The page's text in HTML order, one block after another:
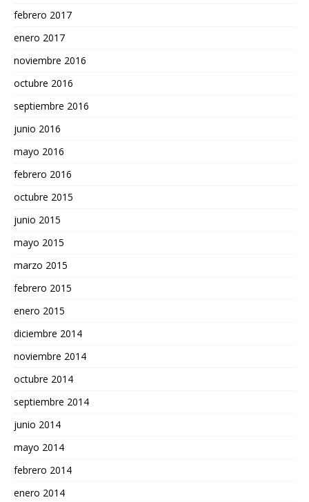
febrero 2017
enero 2017
noviembre 2016
octubre 2016
septiembre 2016
junio 2016
mayo 2016
febrero 2016
octubre 2015
junio 2015
mayo 2015
marzo 2015
febrero 2015
enero 2015
diciembre 2014
noviembre 2014
octubre 2014
septiembre 2014
junio 2014
mayo 2014
febrero 2014
enero 2014